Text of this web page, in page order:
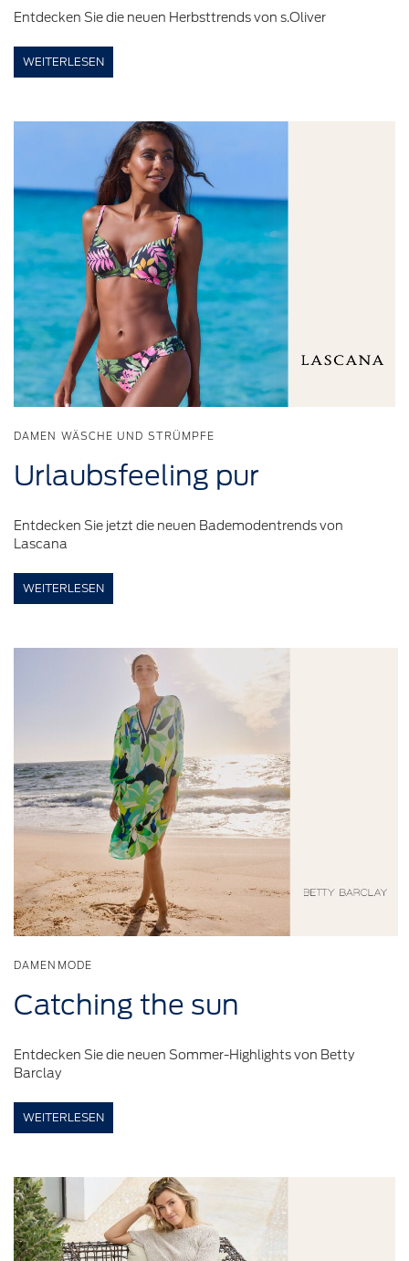
Entdecken Sie die neuen Herbsttrends von s.Oliver
WEITERLESEN
DAMEN WÄSCHE UND STRÜMPFE
Urlaubsfeeling pur
Entdecken Sie jetzt die neuen Bademodentrends von
Lascana
WEITERLESEN
DAMENMODE
Catching the sun
Entdecken Sie die neuen Sommer-Highlights von Betty
Barclay
WEITERLESEN